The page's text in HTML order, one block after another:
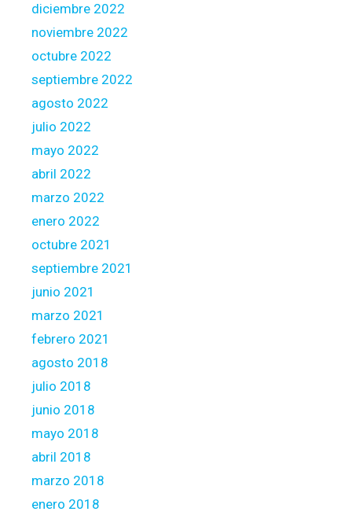
diciembre 2022
noviembre 2022
octubre 2022
septiembre 2022
agosto 2022
julio 2022
mayo 2022
abril 2022
marzo 2022
enero 2022
octubre 2021
septiembre 2021
junio 2021
marzo 2021
febrero 2021
agosto 2018
julio 2018
junio 2018
mayo 2018
abril 2018
marzo 2018
enero 2018